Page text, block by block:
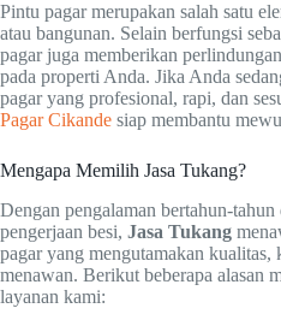
Pintu pagar merupakan salah satu
atau bangunan. Selain berfungsi
pagar juga memberikan
pada properti Anda. Jika Anda
pagar yang profesional, rapi, dan
Pagar Cikande siap membantu
Mengapa Memilih Jasa Tukang?
Dengan pengalaman bertahun-
pengerjaan besi, Jasa Tukang
pagar yang mengutamakan kualitas,
menawan. Berikut beberapa alasan
layanan kami: